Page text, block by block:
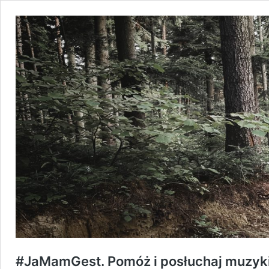
#JaMamGest. Pomóż i posłuchaj